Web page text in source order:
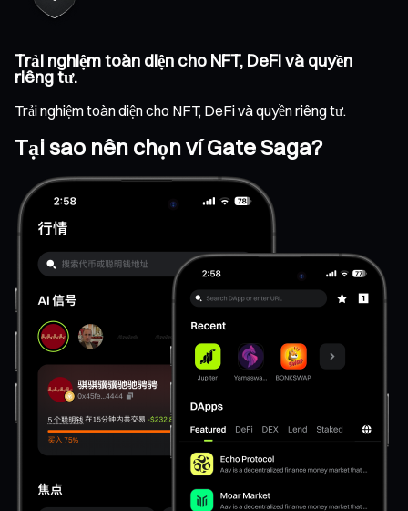
Trải nghiệm toàn diện cho NFT, DeFi và quyền
riêng tư.
Trải nghiệm toàn diện cho NFT, DeFi và quyền riêng tư.
Tại sao nên chọn ví Gate Saga?